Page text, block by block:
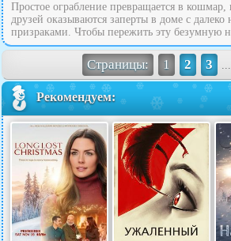
Простое ограбление превращается в кошмар,
друзей оказываются заперты в доме с
призраками. Чтобы пережить эту безумную
Страницы: 1 2 3 ...
Рекомендуем: